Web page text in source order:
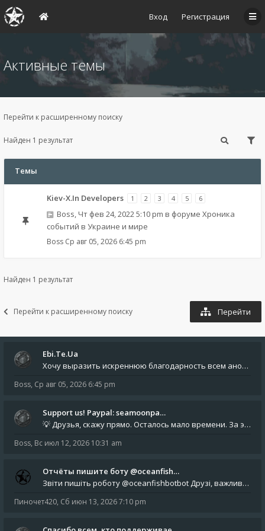
Вход Регистрация
Активные темы
Перейти к расширенному поиску
Найден 1 результат
Темы
Kiev-X.In Developers 1 2 3 4 5 6
Boss, Чт фев 24, 2022 5:10 pm в форуме Хроника
событий в Украине и мире
Boss Ср авг 05, 2026 6:45 pm
Найден 1 результат
Перейти к расширенному поиску Перейти
Ebi.Te.Ua
Хочу выразить искреннюю благодарность всем анонимным пользователям, которые поддержали наше сообщество финансово. Благод
Boss, Ср авг 05, 2026 6:45 pm
Support us! Paypal: seamoonpa…
💡 Друзья, скажу прямо. Осталось мало времени. За это время нам нужно закрыть последние обязательные расходы: около 500
Boss, Вс июл 12, 2026 10:31 am
Отчёты пишите боту @oceanfish…
Звіти пишіть роботу @oceanfishbotbot Друзі, важливе повідомлення для учасників форума. Основне звернення опублікован
Пиночет420, Сб июн 13, 2026 7:10 pm